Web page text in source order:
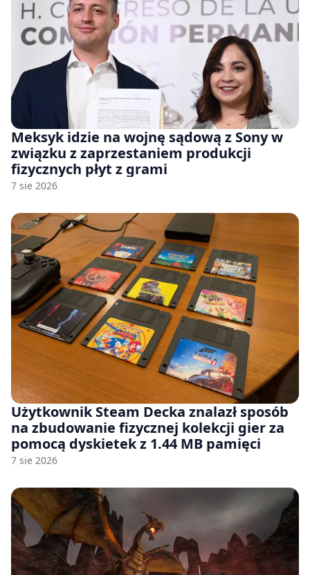
Meksyk idzie na wojnę sądową z Sony w
związku z zaprzestaniem produkcji
fizycznych płyt z grami
7 sie 2026
Użytkownik Steam Decka znalazł sposób
na zbudowanie fizycznej kolekcji gier za
pomocą dyskietek z 1.44 MB pamięci
7 sie 2026